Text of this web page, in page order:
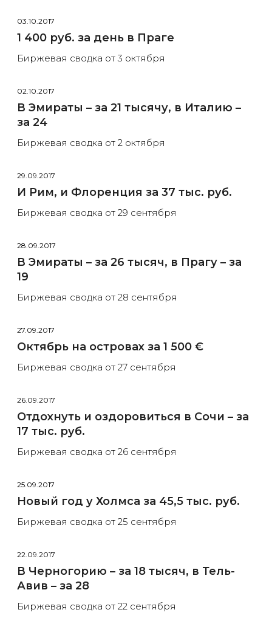
03.10.2017
1 400 руб. за день в Праге
Биржевая сводка от 3 октября
02.10.2017
В Эмираты – за 21 тысячу, в Италию –
за 24
Биржевая сводка от 2 октября
29.09.2017
И Рим, и Флоренция за 37 тыс. руб.
Биржевая сводка от 29 сентября
28.09.2017
В Эмираты – за 26 тысяч, в Прагу – за
19
Биржевая сводка от 28 сентября
27.09.2017
Октябрь на островах за 1 500 €
Биржевая сводка от 27 сентября
26.09.2017
Отдохнуть и оздоровиться в Сочи – за
17 тыс. руб.
Биржевая сводка от 26 сентября
25.09.2017
Новый год у Холмса за 45,5 тыс. руб.
Биржевая сводка от 25 сентября
22.09.2017
В Черногорию – за 18 тысяч, в Тель-
Авив – за 28
Биржевая сводка от 22 сентября